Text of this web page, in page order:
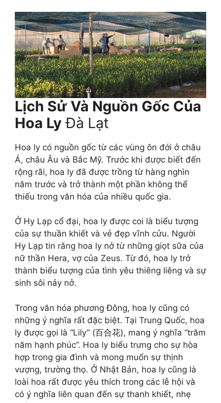
Lịch Sử Và Nguồn Gốc Của
Hoa Ly Đà Lạt
Hoa ly có nguồn gốc từ các vùng ôn đới ở châu
Á, châu Âu và Bắc Mỹ. Trước khi được biết đến
rộng rãi, hoa ly đã được trồng từ hàng nghìn
năm trước và trở thành một phần không thể
thiếu trong văn hóa của nhiều quốc gia.
Ở Hy Lạp cổ đại, hoa ly được coi là biểu tượng
của sự thuần khiết và vẻ đẹp vĩnh cửu. Người
Hy Lạp tin rằng hoa ly nở từ những giọt sữa của
nữ thần Hera, vợ của Zeus. Từ đó, hoa ly trở
thành biểu tượng của tình yêu thiêng liêng và sự
sinh sôi nảy nở.
Trong văn hóa phương Đông, hoa ly cũng có
những ý nghĩa rất đặc biệt. Tại Trung Quốc, hoa
ly được gọi là “Lily” (百合花), mang ý nghĩa “trăm
năm hạnh phúc”. Hoa ly biểu trưng cho sự hòa
hợp trong gia đình và mong muốn sự thịnh
vượng, trường thọ. Ở Nhật Bản, hoa ly cũng là
loài hoa rất được yêu thích trong các lễ hội và
có ý nghĩa liên quan đến sự thanh khiết, nhẹ